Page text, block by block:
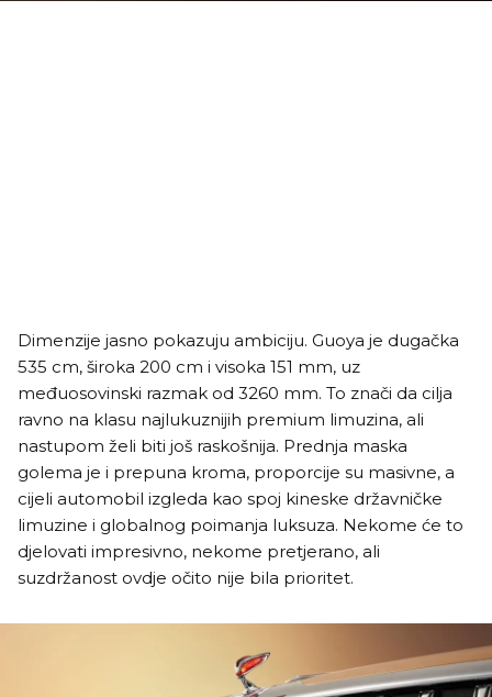
Dimenzije jasno pokazuju ambiciju. Guoya je dugačka
535 cm, široka 200 cm i visoka 151 mm, uz
međuosovinski razmak od 3260 mm. To znači da cilja
ravno na klasu najlukuznijih premium limuzina, ali
nastupom želi biti još raskošnija. Prednja maska
golema je i prepuna kroma, proporcije su masivne, a
cijeli automobil izgleda kao spoj kineske državničke
limuzine i globalnog poimanja luksuza. Nekome će to
djelovati impresivno, nekome pretjerano, ali
suzdržanost ovdje očito nije bila prioritet.